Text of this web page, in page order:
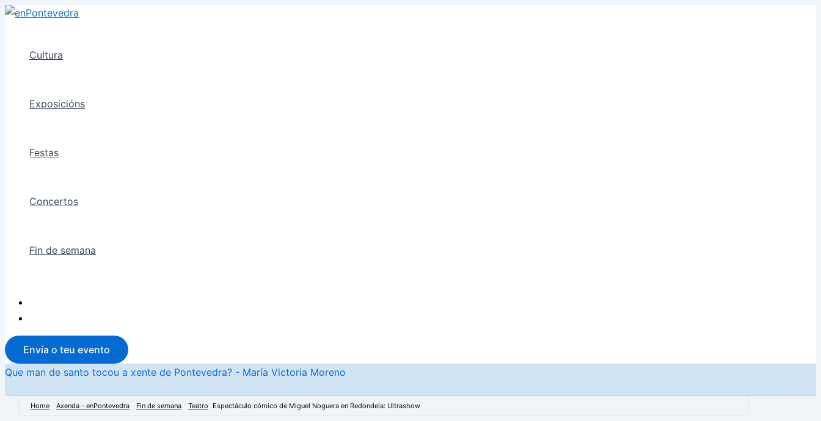
Ir
Cultura
Exposicións
Festas
Concertos
Fin de semana
Envía o teu evento
Que man de santo tocou a xente de Pontevedra? - María Victoria Moreno
Home Axenda - enPontevedra Fin de semana Teatro Espectáculo cómico de Miguel Noguera en Redondela: Ultrashow